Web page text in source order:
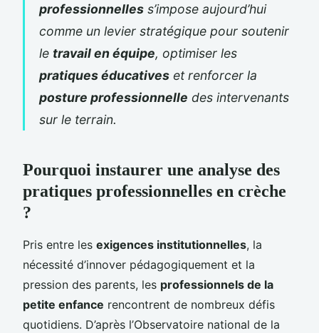
professionnelles s’impose aujourd’hui
comme un levier stratégique pour soutenir
le travail en équipe, optimiser les
pratiques éducatives et renforcer la
posture professionnelle des intervenants
sur le terrain.
Pourquoi instaurer une analyse des
pratiques professionnelles en crèche
?
Pris entre les exigences institutionnelles, la
nécessité d’innover pédagogiquement et la
pression des parents, les professionnels de la
petite enfance rencontrent de nombreux défis
quotidiens. D’après l’Observatoire national de la